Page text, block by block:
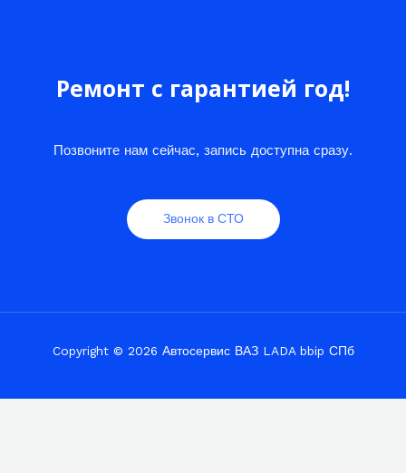
Ремонт с гарантией год!
Позвоните нам сейчас, запись доступна сразу.
Звонок в СТО
Copyright © 2026 Автосервис ВАЗ LADA bbip СПб